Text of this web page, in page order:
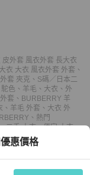
外套 風衣外套 長大衣
衣 大衣 風衣外套 外套 、
套 夾克 、 S碼／日本二
駝色 、 羊毛 、 大衣 、 外
套 、 BURBERRY 羊
、 羊毛 外套 、 大衣 外
、 熱門
二手 大衣、便宜 大衣、
套、便宜 外套
惠價格